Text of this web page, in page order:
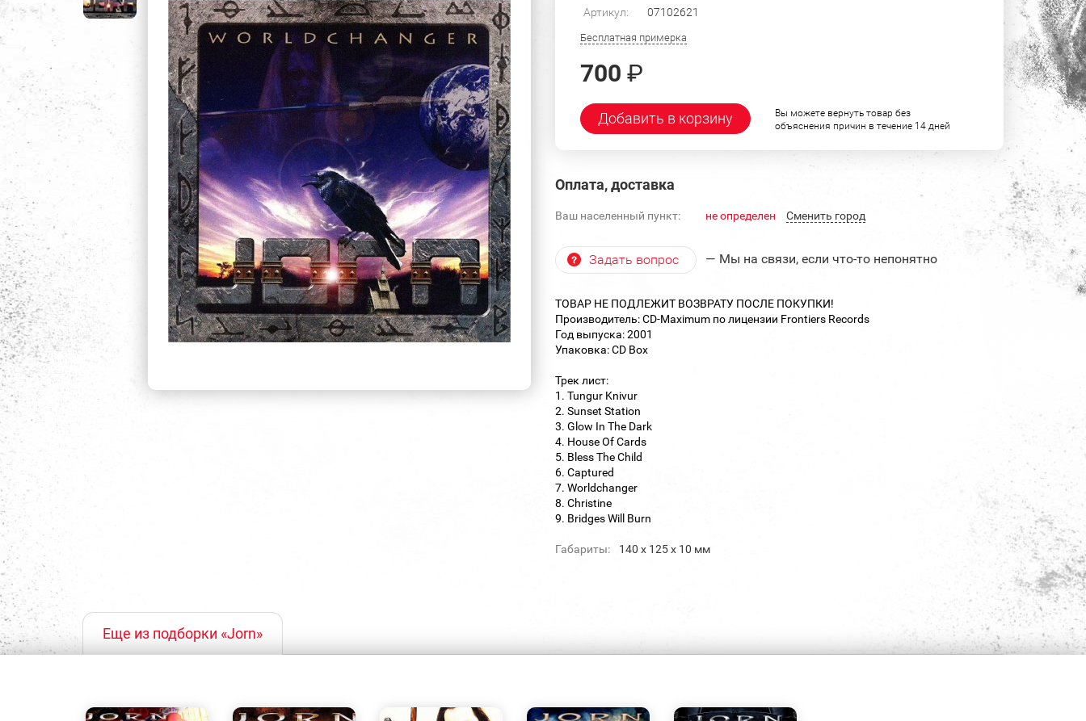
Артикул: 07102621
Бесплатная примерка
700 ₽
Добавить в корзину
Вы можете вернуть товар без
объяснения причин в течение 14 дней
Оплата, доставка
Ваш населенный пункт: не определен Cменить город
Задать вопрос — Мы на связи, если что-то непонятно
ТОВАР НЕ ПОДЛЕЖИТ ВОЗВРАТУ ПОСЛЕ ПОКУПКИ!
Производитель: CD-Maximum по лицензии Frontiers Records
Год выпуска: 2001
Упаковка: CD Box
Трек лист:
1. Tungur Knivur
2. Sunset Station
3. Glow In The Dark
4. House Of Cards
5. Bless The Child
6. Captured
7. Worldchanger
8. Christine
9. Bridges Will Burn
Габариты: 140 х 125 х 10 мм
Еще из подборки «Jorn»